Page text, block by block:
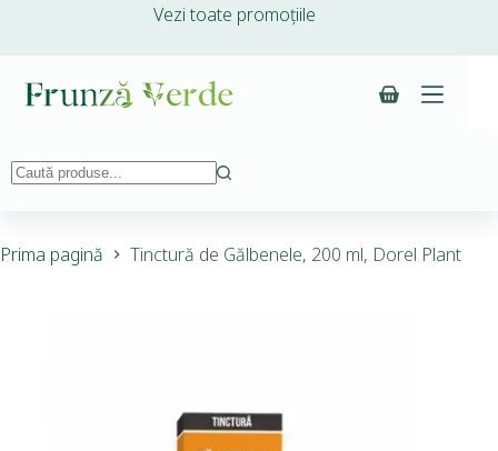
Vezi toate promoțiile
Prima pagină Tinctură de Gălbenele, 200 ml, Dorel Plant